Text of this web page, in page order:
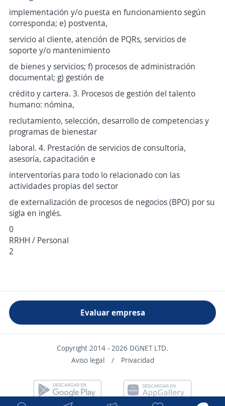
implementación y/o puesta en funcionamiento según
corresponda; e) postventa,
servicio al cliente, atención de PQRs, servicios de
soporte y/o mantenimiento
de bienes y servicios; f) procesos de administración
documental; g) gestión de
crédito y cartera. 3. Procesos de gestión del talento
humano: nómina,
reclutamiento, selección, desarrollo de competencias y
programas de bienestar
laboral. 4. Prestación de servicios de consultoría,
asesoría, capacitación e
interventorías para todo lo relacionado con las
actividades propias del sector
de externalización de procesos de negocios (BPO) por su
sigla en inglés.
0
RRHH / Personal
2
Evaluar empresa
Copyright 2014 - 2026 DGNET LTD.
Aviso legal
/ Privacidad